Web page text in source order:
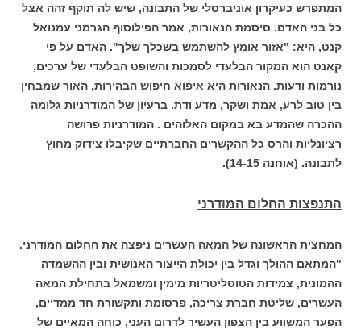
המתפרש כעיקרון אוניברסלי של התבונה, שיש לה תוקף זהה אצל
כל בני האדם. סיסמת הנאורות, אמר הפילוסוף הגרמני עמנואל
קנט, היא: "אזור אומץ להשתמש בשכלך שלך". האדם על פי
קאנט הוא המקור הבלעדי לסמכות והשופט הבלעדי של ערכים,
נורמות ודעות. הנאורות היא איפוא חיפוש הבהירות, האור שמבחין
בין טוב לרע, אמת ושקר, מדע ודת. ברעיון של המודרניות גלומה
ההכרה שהמדע בא במקום האלוהים . המודרניות פרושה
רציונליות והרס כל ההקשרים החברתיים שקיבלו צידוק מחוץ
לתבונה. (אוחנה 14-15).
התנפצות החלום המודרני
המחצית הראשונה של המאה העשרים ניפצה את החלום המודרני.
"המתאם ההולך וגדל בין יכולת הייצור האנושית ובין ההשמדה
ההמונית, צמידות הטוטליטריות מימין ומשמאל בתחילת המאה
העשרים, שליטת חברת צריכה, פרסומת ותקשורת חד ממדיים,
הפער המשווע בין הצפון העשיר לדרום העני, כוחה המאיים של